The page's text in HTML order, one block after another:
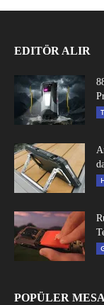
EDITÖR ALIR
POPÜLER